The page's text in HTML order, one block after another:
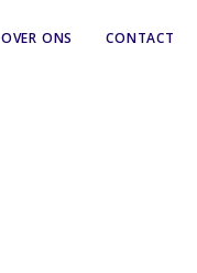
OVER ONS CONTACT